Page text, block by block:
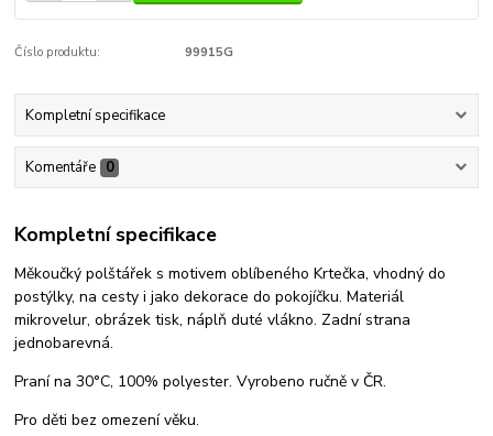
Číslo produktu: 99915G
Kompletní specifikace
Komentáře 0
Kompletní specifikace
Měkoučký polštářek s motivem oblíbeného Krtečka, vhodný do
postýlky, na cesty i jako dekorace do pokojíčku. Materiál
mikrovelur, obrázek tisk, náplň duté vlákno. Zadní strana
jednobarevná.
Praní na 30°C, 100% polyester. Vyrobeno ručně v ČR.
Pro děti bez omezení věku.